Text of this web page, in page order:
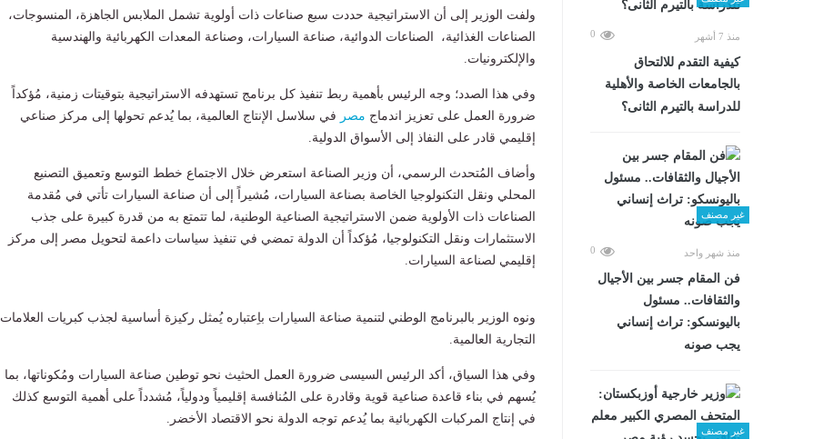
منذ 7 أشهر 0
كيفية التقدم للالتحاق
بالجامعات الخاصة والأهلية
للدراسة بالتيرم الثانى؟
غير مصنف
منذ شهر واحد 0
فن المقام جسر بين الأجيال
والثقافات.. مسئول
باليونسكو: تراث إنساني
يجب صونه
غير مصنف
ولفت الوزير إلى أن الاستراتيجية حددت سبع صناعات ذات أولوية تشمل الملابس الجاهزة، المنسوجات،
الصناعات الغذائية، الصناعات الدوائية، صناعة السيارات، وصناعة المعدات الكهربائية والهندسية
والإلكترونيات.
وفي هذا الصدد؛ وجه الرئيس بأهمية ربط تنفيذ كل برنامج تستهدفه الاستراتيجية بتوقيتات زمنية، مُؤكداً
ضرورة العمل على تعزيز اندماج مصر في سلاسل الإنتاج العالمية، بما يُدعم تحولها إلى مركز صناعي
إقليمي قادر على النفاذ إلى الأسواق الدولية.
وأضاف المُتحدث الرسمي، أن وزير الصناعة استعرض خلال الاجتماع خطط التوسع وتعميق التصنيع
المحلي ونقل التكنولوجيا الخاصة بصناعة السيارات، مُشيراً إلى أن صناعة السيارات تأتي في مُقدمة
الصناعات ذات الأولوية ضمن الاستراتيجية الصناعية الوطنية، لما تتمتع به من قدرة كبيرة على جذب
الاستثمارات ونقل التكنولوجيا، مُؤكداً أن الدولة تمضي في تنفيذ سياسات داعمة لتحويل مصر إلى مركز
إقليمي لصناعة السيارات.
ونوه الوزير بالبرنامج الوطني لتنمية صناعة السيارات باِعتباره يُمثل ركيزة أساسية لجذب كبريات العلامات
التجارية العالمية.
وفي هذا السياق، أكد الرئيس السيسى ضرورة العمل الحثيث نحو توطين صناعة السيارات ومُكوناتها، بما
يُسهم في بناء قاعدة صناعية قوية وقادرة على المُنافسة إقليمياً ودولياً، مُشدداً على أهمية التوسع كذلك
في إنتاج المركبات الكهربائية بما يُدعم توجه الدولة نحو الاقتصاد الأخضر.